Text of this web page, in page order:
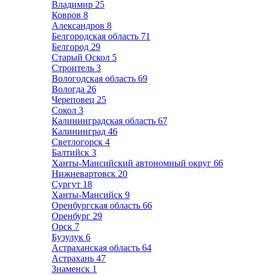
Владимир 25
Ковров 8
Александров 8
Белгородская область 71
Белгород 29
Старый Оскол 5
Строитель 3
Вологодская область 69
Вологда 26
Череповец 25
Сокол 3
Калининградская область 67
Калининград 46
Светлогорск 4
Балтийск 3
Ханты-Мансийский автономный округ 66
Нижневартовск 20
Сургут 18
Ханты-Мансийск 9
Оренбургская область 66
Оренбург 29
Орск 7
Бузулук 6
Астраханская область 64
Астрахань 47
Знаменск 1